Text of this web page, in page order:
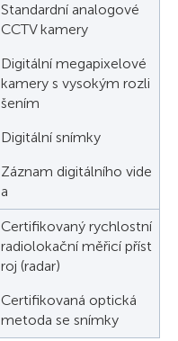
Standardní analogové
CCTV kamery
Digitální megapixelové
kamery s vysokým rozli
šením
Digitální snímky
Záznam digitálního vide
a
Certifikovaný rychlostní
radiolokační měřicí příst
roj (radar)
Certifikovaná optická
metoda se snímky